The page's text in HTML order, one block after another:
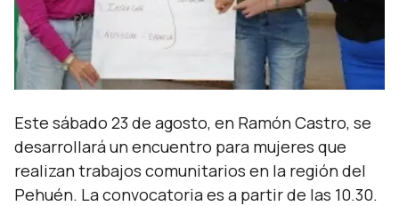
Este sábado 23 de agosto, en Ramón Castro, se
desarrollará un encuentro para mujeres que
realizan trabajos comunitarios en la región del
Pehuén. La convocatoria es a partir de las 10.30.